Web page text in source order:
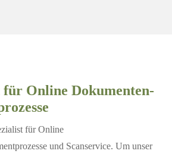
Online Dokumenten-
für Online
und Scanservice. Um unser